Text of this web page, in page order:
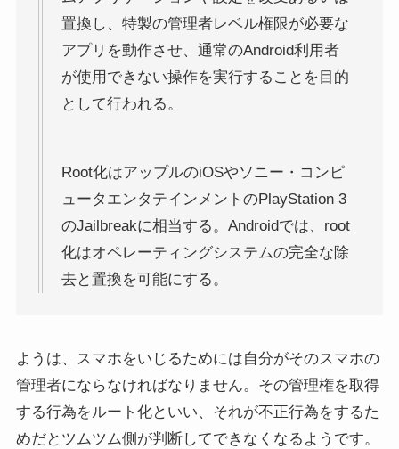
置換し、特製の管理者レベル権限が必要な
アプリを動作させ、通常のAndroid利用者
が使用できない操作を実行することを目的
として行われる。
Root化はアップルのiOSやソニー・コンピ
ュータエンタテインメントのPlayStation 3
のJailbreakに相当する。Androidでは、root
化はオペレーティングシステムの完全な除
去と置換を可能にする。
ようは、スマホをいじるためには自分がそのスマホの
管理者にならなければなりません。その管理権を取得
する行為をルート化といい、それが不正行為をするた
めだとツムツム側が判断してできなくなるようです。